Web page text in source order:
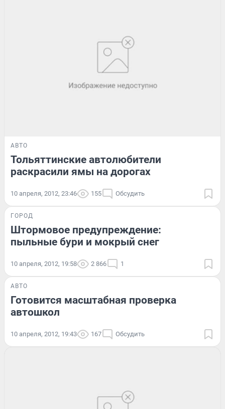
АВТО
Тольяттинские автолюбители
раскрасили ямы на дорогах
10 апреля, 2012, 23:46 155 Обсудить
ГОРОД
Штормовое предупреждение:
пыльные бури и мокрый снег
10 апреля, 2012, 19:58 2 866 1
АВТО
Готовится масштабная проверка
автошкол
10 апреля, 2012, 19:43 167 Обсудить